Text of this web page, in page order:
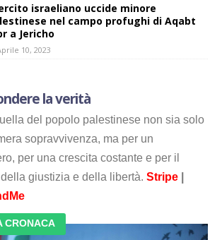
israeliano uccide minore
nel campo profughi di Aqabt
a Jericho
10, 2023
la verità
del popolo palestinese non sia solo
sopravvivenza, ma per un
per una crescita costante e per il
giustizia e della libertà. Stripe
CRONACA